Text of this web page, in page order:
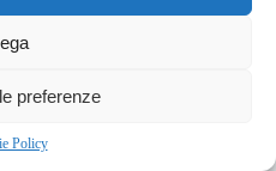
preferenze
Policy 02954300238 – REA